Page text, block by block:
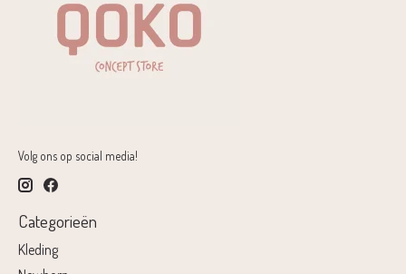
Volg ons op social media!
Categorieën
Kleding